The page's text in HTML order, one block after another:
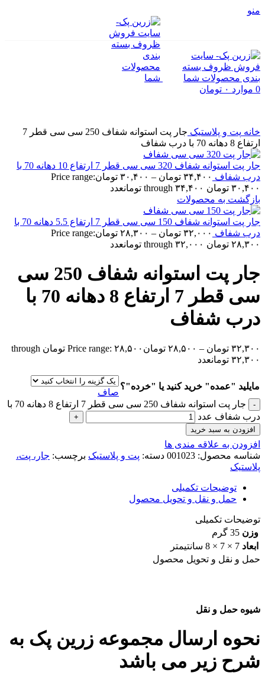
منو
0 موارد ۰ تومان
برای بزرگنمایی کلیک کنید
خانه پت و پلاستیک
جار پت استوانه شفاف 250 سی سی قطر 7
ارتفاع 8 دهانه 70 با درب شفاف
جار پت استوانه شفاف 320 سی سی قطر 7 ارتفاع 10 دهانه 70 با
درب شفاف ۳۴,۴۰۰ تومان – ۳۰,۴۰۰ تومانPrice range:
۳۰,۴۰۰ تومان through ۳۴,۴۰۰ تومان
عدد
بازگشت به محصولات
جار پت استوانه شفاف 150 سی سی قطر 7 ارتفاع 5.5 دهانه 70 با
درب شفاف ۳۲,۰۰۰ تومان – ۲۸,۳۰۰ تومانPrice range:
۲۸,۳۰۰ تومان through ۳۲,۰۰۰ تومان
عدد
جار پت استوانه شفاف 250 سی
سی قطر 7 ارتفاع 8 دهانه 70 با
درب شفاف
۳۲,۳۰۰ تومان – ۲۸,۵۰۰ تومان
Price range: ۲۸,۵۰۰ تومان through
۳۲,۳۰۰ تومان
عدد
مایلید "عمده" خرید کنید یا "خرده"؟
صاف
جار پت استوانه شفاف 250 سی سی قطر 7 ارتفاع 8 دهانه 70 با
درب شفاف عدد
افزودن به سبد خرید
افزودن به علاقه مندی ها
شناسه محصول: 001023 دسته: پت و پلاستیک برچسب: جار، پت،
پلاستیک
توضیحات تکمیلی
حمل و نقل و تحویل محصول
توضیحات تکمیلی
وزن 35 گرم
ابعاد 7 × 7 × 8 سانتیمتر
حمل و نقل و تحویل محصول
شیوه حمل و نقل
نحوه ارسال مجموعه زرین پک به
شرح زیر می باشد